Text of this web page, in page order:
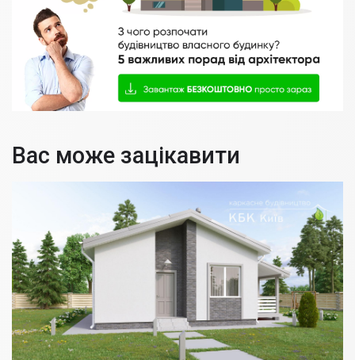
Вас може зацікавити